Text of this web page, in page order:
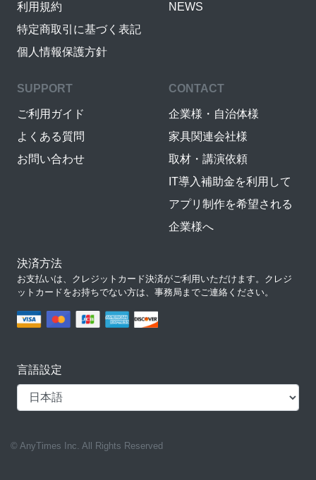
利用規約
特定商取引に基づく表記
個人情報保護方針
NEWS
SUPPORT
ご利用ガイド
よくある質問
お問い合わせ
CONTACT
企業様・自治体様
家具関連会社様
取材・講演依頼
IT導入補助金を利用して
アプリ制作を希望される
企業様へ
決済方法
お支払いは、クレジットカード決済がご利用いただけます。クレジ
ットカードをお持ちでない方は、事務局までご連絡ください。
言語設定
© AnyTimes Inc. All Rights Reserved